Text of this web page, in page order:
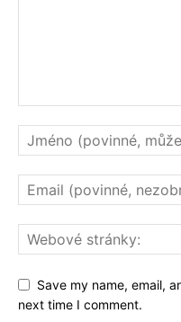
Save my name, email,
next time I comment.